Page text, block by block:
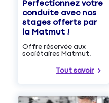
Perfectionnez votre
conduite avec nos
stages offerts par
la Matmut !
Offre réservée aux
sociétaires Matmut.
Tout savoir